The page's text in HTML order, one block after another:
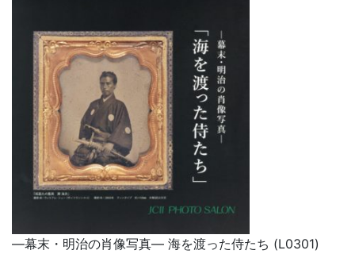
―幕末・明治の肖像写真― 海を渡った侍たち (L0301)